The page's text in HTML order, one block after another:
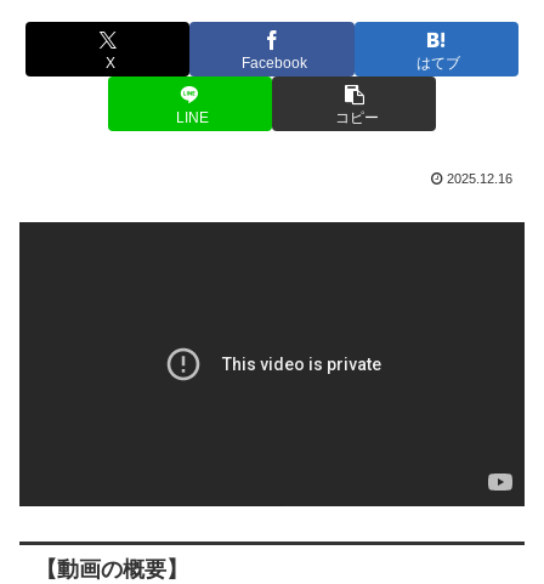
X Facebook はてブ
LINE コピー
2025.12.16
【動画の概要】